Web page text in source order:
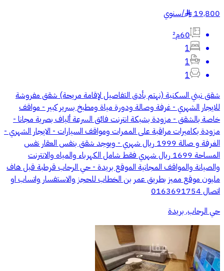
19,800
§
/سنوي
60م²
1
1
1
شقق نبني السكنية (نهتم بأدق التفاصيل لإقامة مريحة) شقق مفروشة
للايجار الشهري - غرفة وصالة ودورة مياة ومطبخ بسرير كبير - مواقف
خاصة بالشقق - مزودة بشبكة انترنت فائق السرعة ألياف بصرية مجانا -
مزودة بكاميرات مراقبة على الممرات ومواقف السيارات - الايجار الشهري -
الغرفة و صالة 1999 ريال شهري - ويوجد شقق بنفس العقار نفس
المساحة 1699 ريال شهري فقط شامل الكهرباء والمياه والانترنت
والصيانة والمواقف المجانية الموقع بريدة - حي الرحاب قرطبة قبل هاف
مليون موقع مميز بطريق عمر بن الخطاب للحجز والاستفسار واتساب او
اتصال 0163691754
حي الرحاب, بريدة